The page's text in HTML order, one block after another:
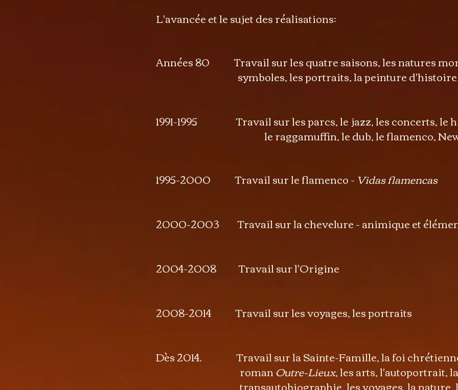
L'avancée et le sujet des réalisations:
Années 80 Travail sur lesquatre saisons, les
symboles, lesportraits, la peinture d'histoire
1991-1995 Travail sur les parcs, le jazz, les concerts, le
le raggamuffin, le dub, le flamenco, New
1995-2000 Travail sur le flamenco -Vidas flamencas
2000-2003 Travail sur la chevelure - animique et
2004-2008 Travail sur l'Origine
2008-2014 Travail sur les voyages, les portraits
Dès 2014.Travail sur la Sainte-Famille, la foi
romanOutre-Lieux, les arts, l'autoportrait, la